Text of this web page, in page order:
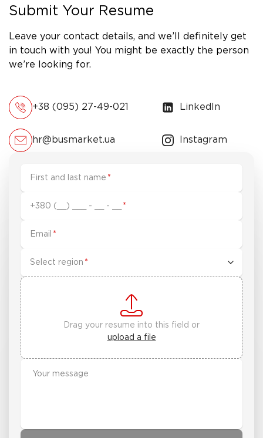
Submit Your Resume
Leave your contact details, and we’ll definitely get
in touch with you! You might be exactly the person
we’re looking for.
+38 (095) 27-49-021 LinkedIn
hr@busmarket.ua Instagram
First and last name *
+380 (__) ___ - __ - __ *
Email *
Select region *
Drag your resume into this field or
upload a file